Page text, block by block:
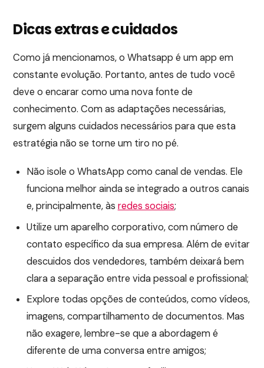
Dicas extras e cuidados
Como já mencionamos, o Whatsapp é um app em
constante evolução. Portanto, antes de tudo você
deve o encarar como uma nova fonte de
conhecimento. Com as adaptações necessárias,
surgem alguns cuidados necessários para que esta
estratégia não se torne um tiro no pé.
Não isole o WhatsApp como canal de vendas. Ele
funciona melhor ainda se integrado a outros canais
e, principalmente, às redes sociais;
Utilize um aparelho corporativo, com número de
contato específico da sua empresa. Além de evitar
descuidos dos vendedores, também deixará bem
clara a separação entre vida pessoal e profissional;
Explore todas opções de conteúdos, como vídeos,
imagens, compartilhamento de documentos. Mas
não exagere, lembre-se que a abordagem é
diferente de uma conversa entre amigos;